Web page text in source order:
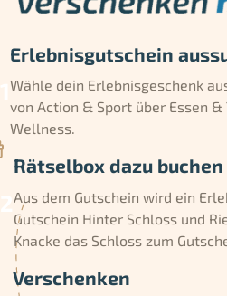
Erlebnisgutschein
Wähle dein Erlebnisgeschenk
von Action & Sport über Essen &
Wellness.
Rätselbox dazu buchen
Aus dem Gutschein wird ein
Gutschein Hinter Schloss und
Knacke das Schloss zum
Verschenken